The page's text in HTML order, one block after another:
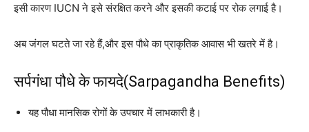
इसी कारण IUCN ने इसे संरक्षित करने और इसकी कटाई पर रोक लगाई है।
अब जंगल घटते जा रहे हैं,और इस पौधे का प्राकृतिक आवास भी खतरे में है।
सर्पगंधा पौधे के फायदे(Sarpagandha Benefits)
यह पौधा मानसिक रोगों के उपचार में लाभकारी है।